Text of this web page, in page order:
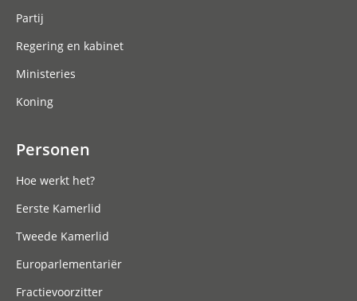
Partij
Regering en kabinet
Ministeries
Koning
Personen
Hoe werkt het?
Eerste Kamerlid
Tweede Kamerlid
Europarlementariër
Fractievoorzitter